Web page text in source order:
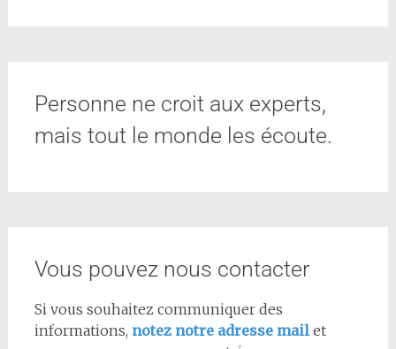
Personne ne croit aux experts,
mais tout le monde les écoute.
Vous pouvez nous contacter
Si vous souhaitez communiquer des
informations, notez notre adresse mail et